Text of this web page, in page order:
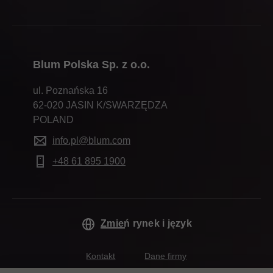
Blum Polska Sp. z o.o.
ul. Poznańska 16
62-020 JASIN K/SWARZĘDZA
POLAND
info.pl@blum.com
+48 61 895 1900
Zmień rynek i język
Kontakt Dane firmy